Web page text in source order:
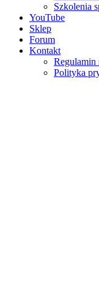
Szkolenia
YouTube
Sklep
Forum
Kontakt
Regulamin
Polityka